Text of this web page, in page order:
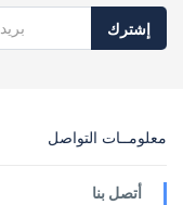
إشترك
معلومــات التواصل
أتصل بنا